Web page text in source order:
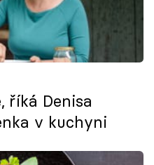
říká Denisa
v kuchyni